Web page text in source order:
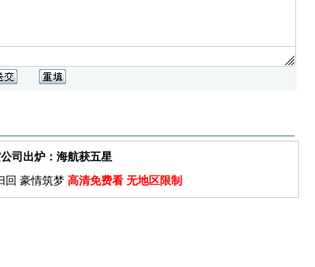
司出炉：海航获五星
回 豪情筑梦 高清免费看 无地区限制